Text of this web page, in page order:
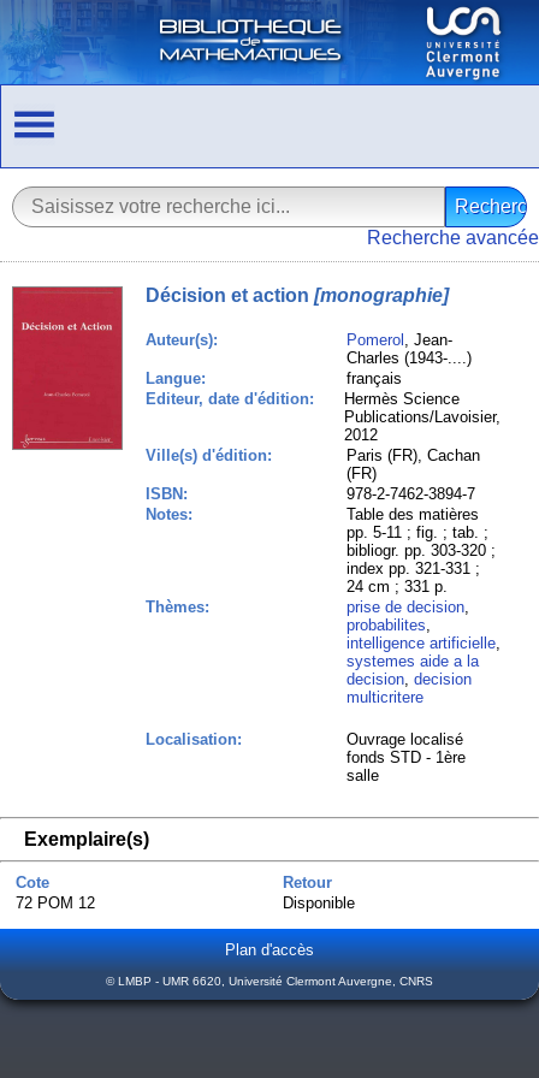
Recherche avancée
Décision et action [monographie]
Auteur(s): Pomerol , Jean-
Charles (1943-....)
Langue:
français
Editeur, date d'édition:
Hermès Science
Publications/Lavoisier,
2012
Ville(s) d'édition:
Paris (FR), Cachan
(FR)
ISBN:
978-2-7462-3894-7
Notes:
Table des matières
pp. 5-11 ; fig. ; tab. ;
bibliogr. pp. 303-320 ;
index pp. 321-331 ;
24 cm ; 331 p.
Thèmes:
prise de decision,
probabilites,
intelligence artificielle,
systemes aide a la
decision,decision
multicritere
Localisation:
Ouvrage localisé
fonds STD - 1ère
salle
Exemplaire(s)
Cote
Retour
72 POM 12
Disponible
Plan d'accès
© LMBP - UMR 6620, Université Clermont Auvergne, CNRS